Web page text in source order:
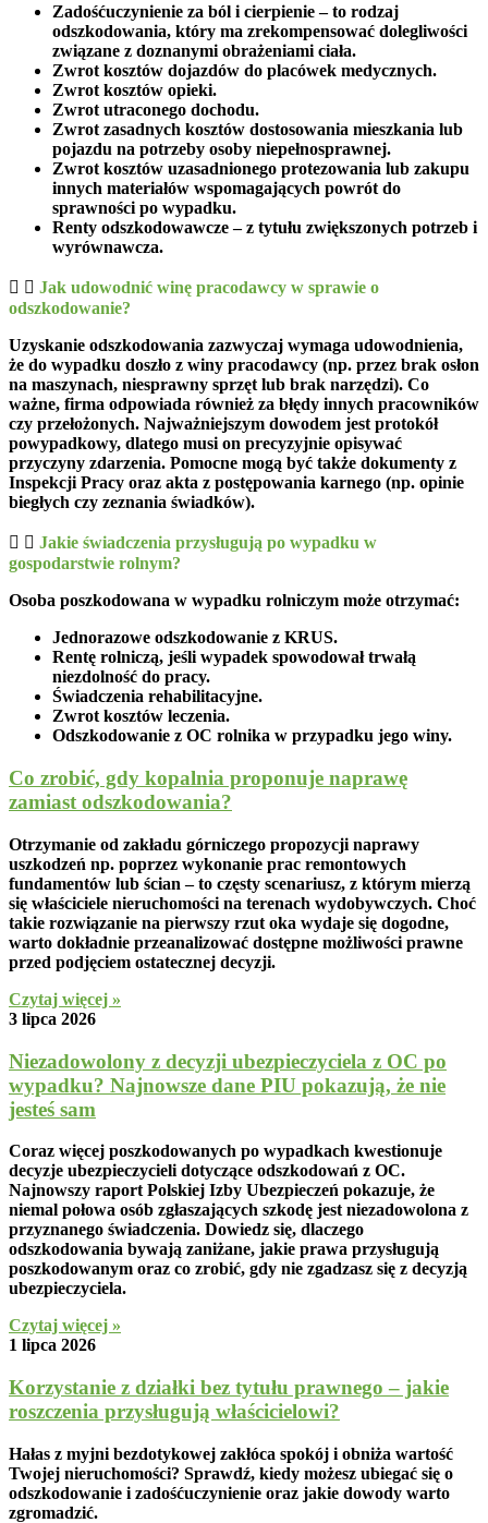
Zadośćuczynienie za ból i cierpienie– to rodzaj
odszkodowania, który ma zrekompensować dolegliwości
związane z doznanymi obrażeniami ciała.
Zwrot kosztów dojazdów do placówek medycznych.
Zwrot kosztów opieki.
Zwrot utraconego dochodu.
Zwrot zasadnych kosztów dostosowania mieszkania lub
pojazdu na potrzeby osoby niepełnosprawnej.
Zwrot kosztów uzasadnionego protezowania lub zakupu
innych materiałów wspomagających powrót do
sprawności po wypadku.
Renty odszkodowawcze– z tytułu zwiększonych potrzeb i
wyrównawcza.
Jak udowodnić winę pracodawcy w sprawie o
odszkodowanie?
Uzyskanie odszkodowania zazwyczaj wymaga udowodnienia,
że do wypadku doszło z winy pracodawcy (np. przez brak osłon
na maszynach, niesprawny sprzęt lub brak narzędzi). Co
ważne, firma odpowiada również za błędy innych pracowników
czy przełożonych. Najważniejszym dowodem jestprotokół
powypadkowy, dlatego musi on precyzyjnie opisywać
przyczyny zdarzenia. Pomocne mogą być także dokumenty z
Inspekcji Pracy oraz akta z postępowania karnego (np. opinie
biegłych czy zeznania świadków).
Jakie świadczenia przysługują po wypadku w
gospodarstwie rolnym?
Osoba poszkodowana w wypadku rolniczym może otrzymać:
Jednorazowe odszkodowanie z KRUS.
Rentę rolniczą, jeśli wypadek spowodował trwałą
niezdolność do pracy.
Świadczenia rehabilitacyjne.
Zwrot kosztów leczenia.
Odszkodowanie z OC rolnika w przypadku jego winy.
Co zrobić, gdy kopalnia proponuje naprawę
zamiast odszkodowania?
Otrzymanie od zakładu górniczego propozycji naprawy
uszkodzeń np. poprzez wykonanie prac remontowych
fundamentów lub ścian – to częsty scenariusz, z którym mierzą
się właściciele nieruchomości na terenach wydobywczych. Choć
takie rozwiązanie na pierwszy rzut oka wydaje się dogodne,
warto dokładnie przeanalizować dostępne możliwości prawne
przed podjęciem ostatecznej decyzji.
Czytaj więcej »
3 lipca 2026
Niezadowolony z decyzji ubezpieczyciela z OC po
wypadku? Najnowsze dane PIU pokazują, że nie
jesteś sam
Coraz więcej poszkodowanych po wypadkach kwestionuje
decyzje ubezpieczycieli dotyczące odszkodowań z OC.
Najnowszy raport Polskiej Izby Ubezpieczeń pokazuje, że
niemal połowa osób zgłaszających szkodę jest niezadowolona z
przyznanego świadczenia. Dowiedz się, dlaczego
odszkodowania bywają zaniżane, jakie prawa przysługują
poszkodowanym oraz co zrobić, gdy nie zgadzasz się z decyzją
ubezpieczyciela.
Czytaj więcej »
1 lipca 2026
Korzystanie z działki bez tytułu prawnego – jakie
roszczenia przysługują właścicielowi?
Hałas z myjni bezdotykowej zakłóca spokój i obniża wartość
Twojej nieruchomości? Sprawdź, kiedy możesz ubiegać się o
odszkodowanie i zadośćuczynienie oraz jakie dowody warto
zgromadzić.